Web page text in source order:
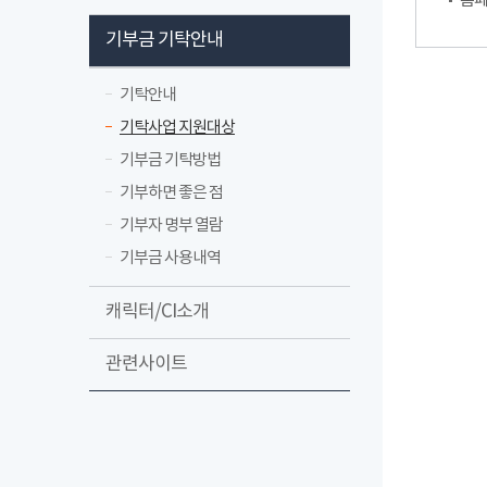
기부금 기탁안내
기탁안내
기탁사업 지원대상
기부금 기탁방법
기부하면 좋은 점
기부자 명부 열람
기부금 사용내역
캐릭터/CI소개
관련사이트